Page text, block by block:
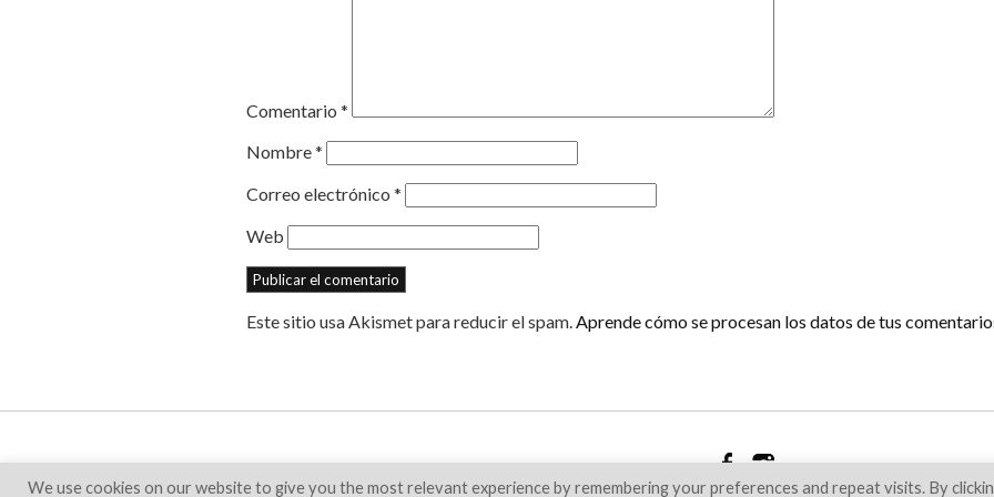
Comentario *
Nombre*
Correo electrónico *
Web
Este sitio usa Akismet para reducir el spam.Aprende cómo se procesan los datos de tus
We use cookies on our website to give you the most relevant experience by remembering your preferences and repeat visits. By